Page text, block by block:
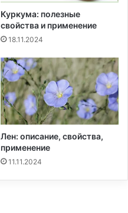
Куркума: полезные
свойства и применение
18.11.2024
Лен: описание, свойства,
применение
11.11.2024